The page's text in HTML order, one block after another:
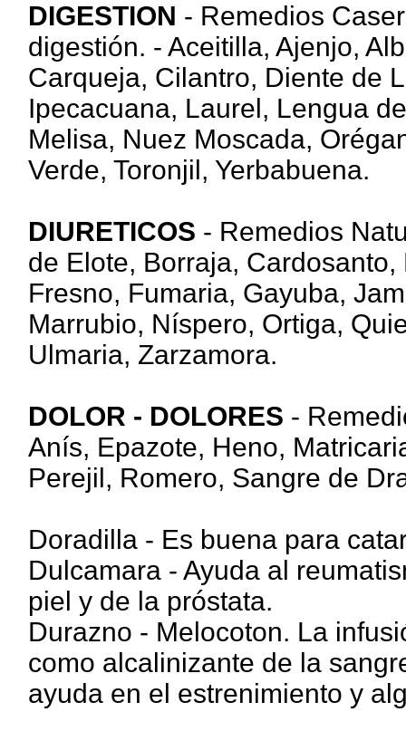
DIGESTION - Remedios
digestión. - Aceitilla, Ajenjo,
Carqueja, Cilantro, Diente de
Ipecacuana, Laurel, Lengua
Melisa, Nuez Moscada,
Verde, Toronjil, Yerbabuena.
DIURETICOS - Remedios
de Elote, Borraja,
Fresno, Fumaria, Gayuba,
Marrubio, Níspero, Ortiga,
Ulmaria, Zarzamora.
DOLOR - DOLORES -
Anís, Epazote, Heno,
Perejil, Romero, Sangre de
Doradilla - Es buena para
Dulcamara - Ayuda al
piel y de la próstata.
Durazno - Melocoton. La
como alcalinizante de la
ayuda en el estrenimiento y